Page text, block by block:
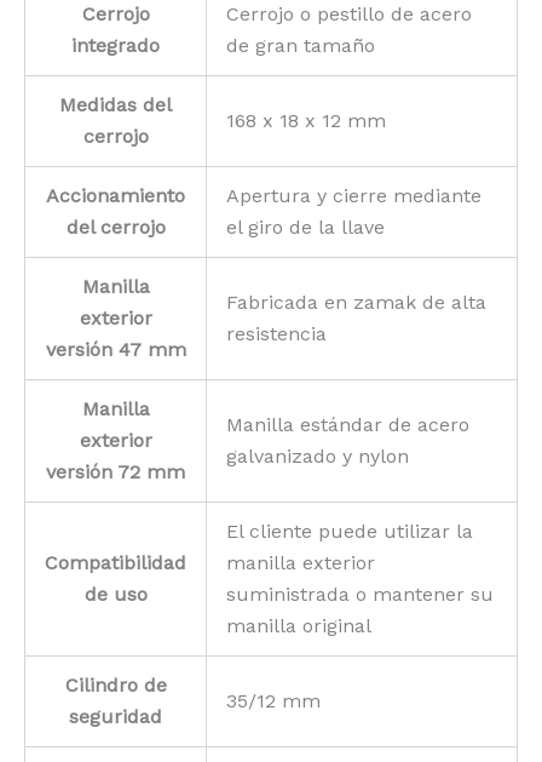
Cerrojo
integrado
Cerrojo o pestillo de acero
de gran tamaño
Medidas del
cerrojo
168 x 18 x 12 mm
Accionamiento
del cerrojo
Apertura y cierre mediante
el giro de la llave
Manilla
exterior
versión 47 mm
Fabricada en zamak de alta
resistencia
Manilla
exterior
versión 72 mm
Manilla estándar de acero
galvanizado y nylon
Compatibilidad
de uso
El cliente puede utilizar la
manilla exterior
suministrada o mantener su
manilla original
Cilindro de
seguridad
35/12 mm